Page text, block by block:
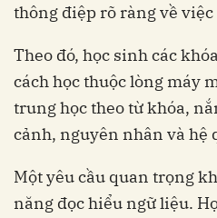
thông điệp rõ ràng về
Theo đó, học sinh các
cách học thuộc lòng máy
trung học theo từ khóa,
cảnh, nguyên nhân và hệ
Một yêu cầu quan trọng
năng đọc hiểu ngữ liệu.